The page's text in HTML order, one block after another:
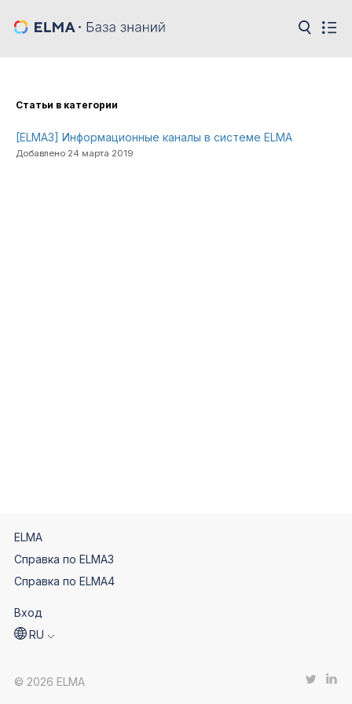
Cтатьи в категории
[ELMA3] Информационные каналы в системе ELMA
Добавлено 24 марта 2019
ELMA
Справка по ELMA3
Справка по ELMA4
Вход
RU
© 2026 ELMA